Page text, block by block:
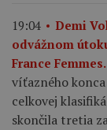
19:04
Demi
odvážnom
France Femmes.
víťazného
celkovej
skončila tretia